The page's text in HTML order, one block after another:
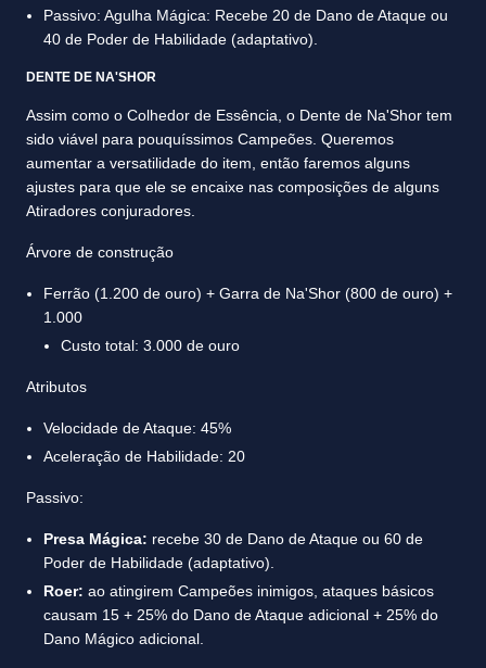
Passivo: Agulha Mágica: Recebe 20 de Dano de Ataque ou
40 de Poder de Habilidade (adaptativo).
DENTE DE NA'SHOR
Assim como o Colhedor de Essência, o Dente de Na'Shor tem
sido viável para pouquíssimos Campeões. Queremos
aumentar a versatilidade do item, então faremos alguns
ajustes para que ele se encaixe nas composições de alguns
Atiradores conjuradores.
Árvore de construção
Ferrão (1.200 de ouro) + Garra de Na'Shor (800 de ouro) +
1.000
Custo total: 3.000 de ouro
Atributos
Velocidade de Ataque: 45%
Aceleração de Habilidade: 20
Passivo:
Presa Mágica: recebe 30 de Dano de Ataque ou 60 de
Poder de Habilidade (adaptativo).
Roer: ao atingirem Campeões inimigos, ataques básicos
causam 15 + 25% do Dano de Ataque adicional + 25% do
Dano Mágico adicional.